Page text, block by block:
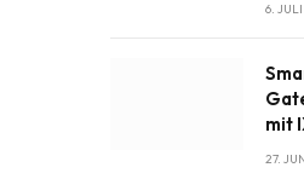
6.
mit
27.